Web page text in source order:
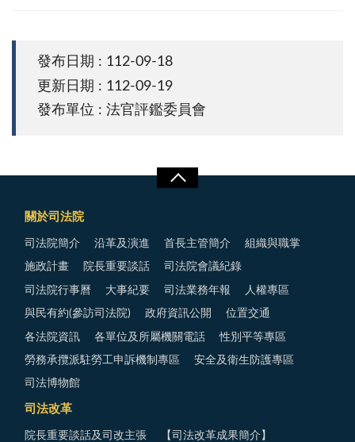
發布日期 : 112-09-18
更新日期 : 112-09-19
發布單位 : 法官評鑑委員會
關於司法院
司法院簡介 沿革及演進 首長主管簡介 組織與職掌
施政計畫 院長重要談話 司法院會議紀錄
司法院行事曆 大事紀要 司法業務年報 人權專區
與民有約(參訪司法院) 政府資訊公開 位置交通
各法院資訊 各單位及所屬機關電話 性別平等專區
勞務承攬派駐勞工申訴機制專區 安全及衛生防護專區
司法博物館
司法改革
院長重要談話及司改主張 【司法改革成果簡介】